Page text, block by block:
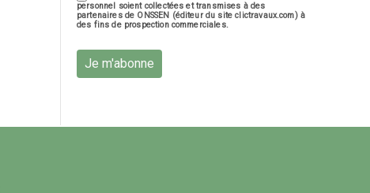
personnel soient collectées et transmises à des
partenaires de ONSSEN (éditeur du site clictravaux.com) à
des fins de prospection commerciales.
Je m'abonne